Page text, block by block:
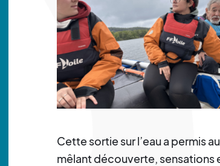
Cette sortie sur l’eau a permis
mêlant découverte, sensations